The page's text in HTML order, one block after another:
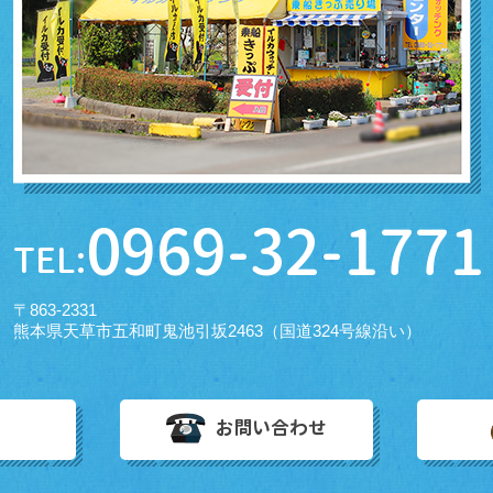
TEL:0969-32-1771
〒863-2331
熊本県天草市五和町鬼池引坂2463（国道324号線沿い）
お問い合わせ